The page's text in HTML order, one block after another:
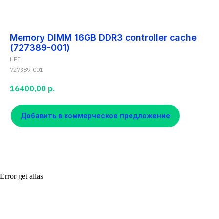
Memory DIMM 16GB DDR3 controller cache
(727389-001)
HPE
727389-001
16400,00 р.
Добавить в коммерческое предложение
Error get alias